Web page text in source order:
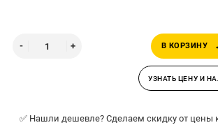
В КОРЗИНУ
УЗНАТЬ ЦЕНУ И
✅ Нашли дешевле? Сделаем скидку от цены